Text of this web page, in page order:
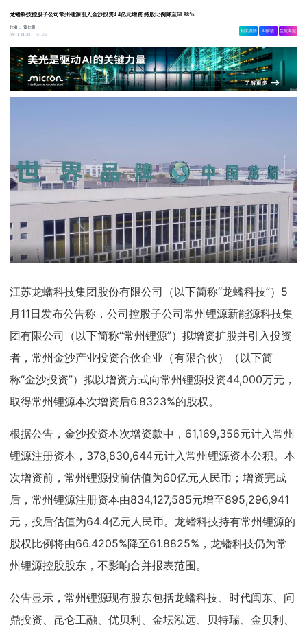
龙蟠科技控股子公司常州锂源引入金沙投资4.4亿元增资 持股比例降至61.88%
作者：黄仁贵
05-11 21:33
1.2w
相关舆情 AI解读 生成海报
江苏龙蟠科技集团股份有限公司（以下简称“龙蟠科技”）5
月11日发布公告称，公司控股子公司常州锂源新能源科技集
团有限公司（以下简称“常州锂源”）拟增资扩股并引入投资
者，常州金沙产业投资合伙企业（有限合伙）（以下简
称“金沙投资”）拟以增资方式向常州锂源投资44,000万元，
取得常州锂源本次增资后6.8323%的股权。
根据公告，金沙投资本次增资款中，61,169,356元计入常州
锂源注册资本，378,830,644元计入常州锂源资本公积。本
次增资前，常州锂源投前估值为60亿元人民币；增资完成
后，常州锂源注册资本由834,127,585元增至895,296,941
元，投后估值为64.4亿元人民币。龙蟠科技持有常州锂源的
股权比例将由66.4205%降至61.8825%，龙蟠科技仍为常
州锂源控股股东，不影响合并报表范围。
公告显示，常州锂源现有股东包括龙蟠科技、时代闽东、问
鼎投资、昆仑工融、优贝利、金坛泓远、贝特瑞、金贝利、